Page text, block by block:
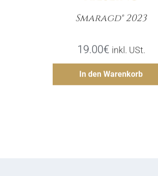
Smaragd® 2023
19.00€ inkl. USt.
In den Warenkorb
Menge
Hinzufügen